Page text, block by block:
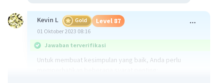
Kevin L Gold Level 87
01 Oktober 2023 08:16
Jawaban terverifikasi
Untuk membuat kesimpulan yang baik, Anda perlu